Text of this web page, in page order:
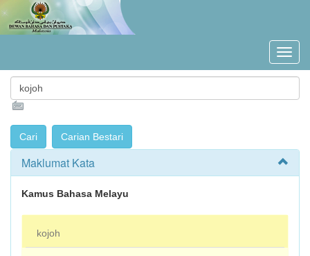
Maklumat Kata
Kamus Bahasa Melayu
kojoh